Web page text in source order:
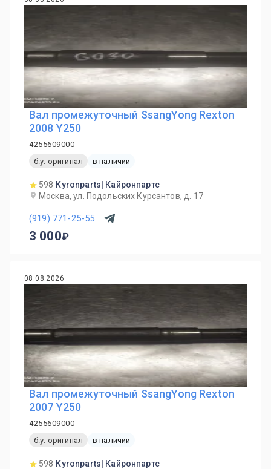
Вал промежуточный SsangYong Rexton
2008 Y250
4255609000
б.у. оригинал
в наличии
598 Kyronparts| Кайронпартс
Москва, ул. Подольских Курсантов, д. 17
(919) 771-25-55
3 000
08.08.2026
Вал промежуточный SsangYong Rexton
2007 Y250
4255609000
б.у. оригинал
в наличии
598 Kyronparts| Кайронпартс